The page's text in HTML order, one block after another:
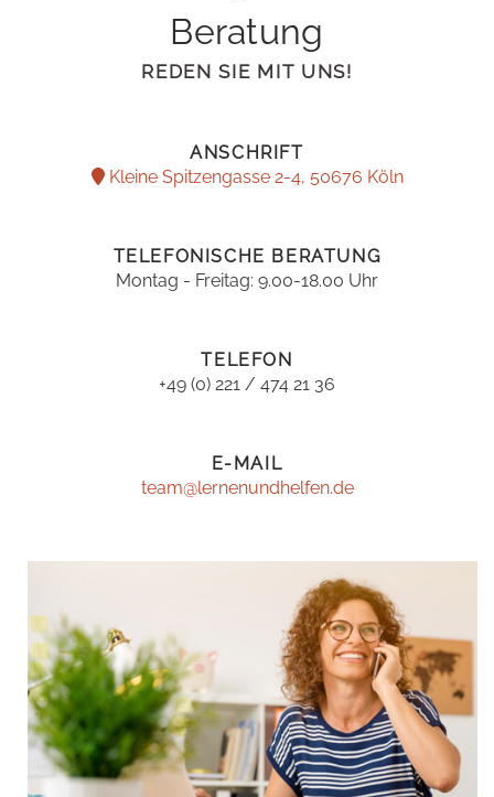
Beratung
REDEN SIE MIT UNS!
ANSCHRIFT
Kleine Spitzengasse 2-4, 50676 Köln
TELEFONISCHE BERATUNG
Montag - Freitag: 9.00-18.00 Uhr
TELEFON
+49 (0) 221 / 474 21 36
E-MAIL
team@lernenundhelfen.de